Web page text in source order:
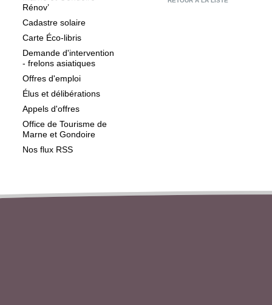
Rénov’
Cadastre solaire
Carte Éco-libris
Demande d'intervention
- frelons asiatiques
Offres d'emploi
Élus et délibérations
Appels d'offres
Office de Tourisme de
Marne et Gondoire
Nos flux RSS